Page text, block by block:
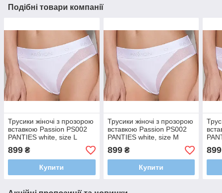
Подібні товари компанії
Трусики жіночі з прозорою
вставкою Passion PS002
PANTIES white, size L
899 ₴
Купити
Трусики жіночі з прозорою
вставкою Passion PS002
PANTIES white, size M
899₴
Купити
899